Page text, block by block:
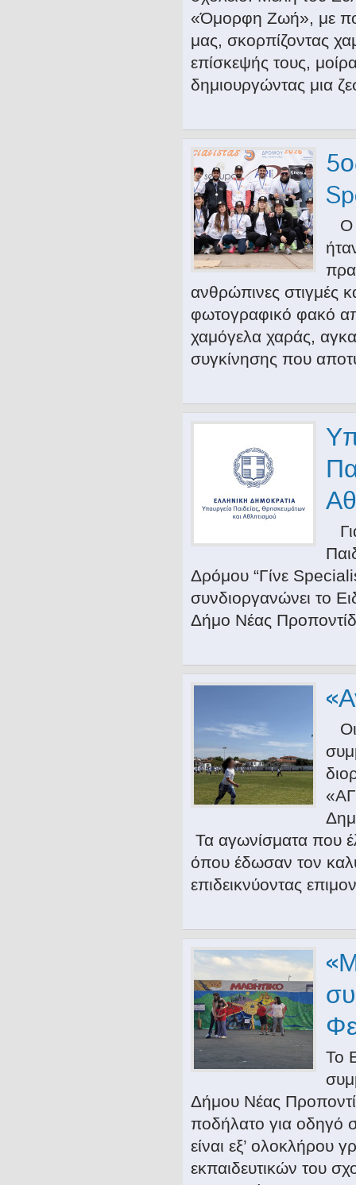
«Όμορφη Ζωή», με
μας, σκορπίζοντας
επίσκεψής τους,
δημιουργώντας μια
Ο
ανθρώπινες
φωτογραφικό φακό
χαμόγελα χαράς,
συγκίνησης που
Δρόμου “Γίνε
συνδιοργανώνει το
Δήμο Νέας
Οι
Τα αγωνίσματα που
όπου έδωσαν τον
επιδεικνύοντας
Το
Δήμου Νέας
ποδήλατο για οδηγό
είναι εξ’ ολοκλήρου
εκπαιδευτικών του